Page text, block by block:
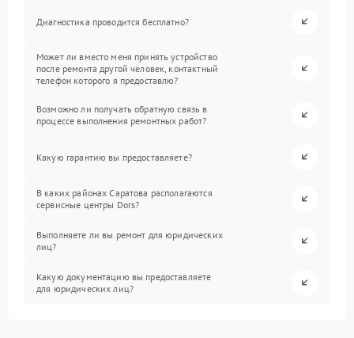
Диагностика проводится бесплатно?
Может ли вместо меня принять устройство
после ремонта другой человек, контактный
телефон которого я предоставлю?
Возможно ли получать обратную связь в
процессе выполнения ремонтных работ?
Какую гарантию вы предоставляете?
В каких районах Саратова располагаются
сервисные центры Dors?
Выполняете ли вы ремонт для юридических
лиц?
Какую документацию вы предоставляете
для юридических лиц?